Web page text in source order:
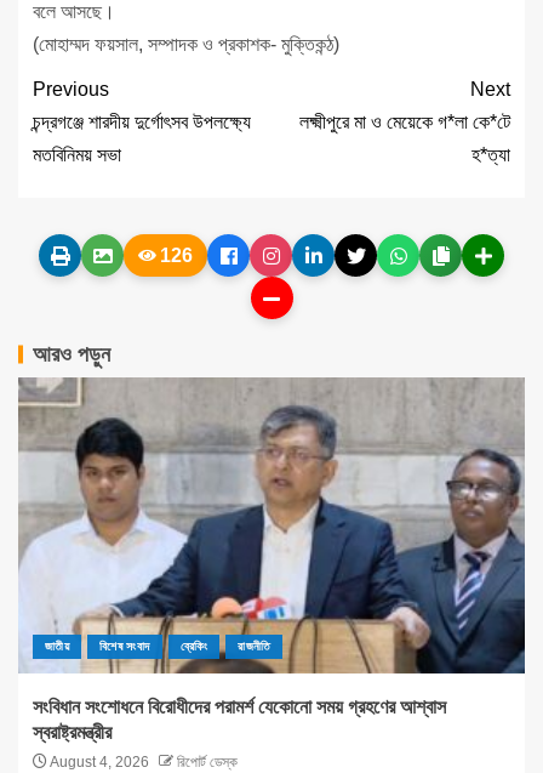
বলে আসছে।
(মোহাম্মদ ফয়সাল, সম্পাদক ও প্রকাশক- মুক্তিকন্ঠ)
Previous
চন্দ্রগঞ্জে শারদীয় দুর্গোৎসব উপলক্ষ্যে
মতবিনিময় সভা
Next
লক্ষ্মীপুরে মা ও মেয়েকে গ*লা কে*টে
হ*ত্যা
126
আরও পড়ুন
জাতীয় বিশেষ সংবাদ ব্রেকিং রাজনীতি
সংবিধান সংশোধনে বিরোধীদের পরামর্শ যেকোনো সময় গ্রহণের আশ্বাস
স্বরাষ্ট্রমন্ত্রীর
August 4, 2026 রিপোর্ট ডেস্ক